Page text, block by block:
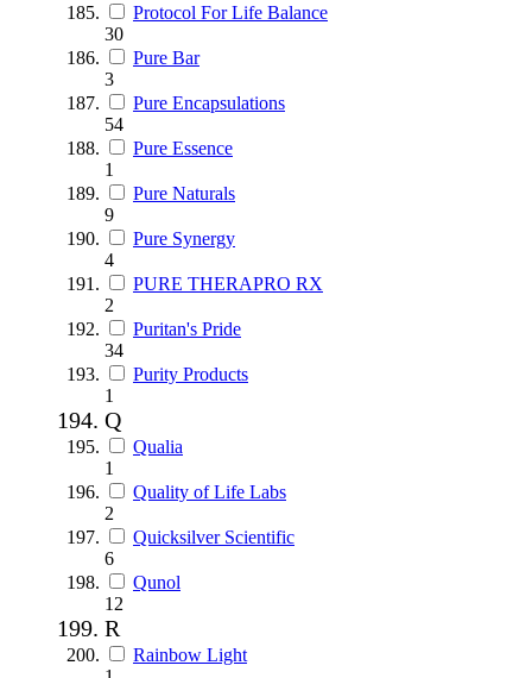
Protocol For Life Balance
30
Pure Bar
3
Pure Encapsulations
54
Pure Essence
1
Pure Naturals
9
Pure Synergy
4
PURE THERAPRO RX
2
Puritan's Pride
34
Purity Products
1
Q
Qualia
1
Quality of Life Labs
2
Quicksilver Scientific
6
Qunol
12
R
Rainbow Light